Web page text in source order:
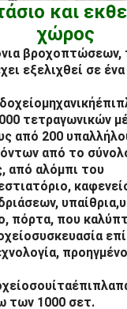
και
χώρος
βροχοπτώσεων,
εξελιχθεί σε
μηχανική
τετραγωνικών
από 200
από το
από αλόμπι του
,
υπαίθρια,
πόρτα, που
συσκευασία
σουίταέπιπλα
των 1000 σετ.